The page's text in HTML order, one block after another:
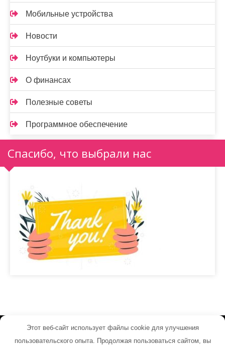
Мобильные устройства
Новости
Ноутбуки и компьютеры
О финансах
Полезные советы
Программное обеспечение
Спасибо, что выбрали нас
its-net.ru - Работает на WordPress
Этот веб-сайт использует файлы cookie для улучшения
пользовательского опыта. Продолжая пользоваться сайтом, вы